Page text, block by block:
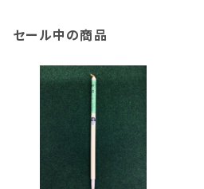
セール中の商品